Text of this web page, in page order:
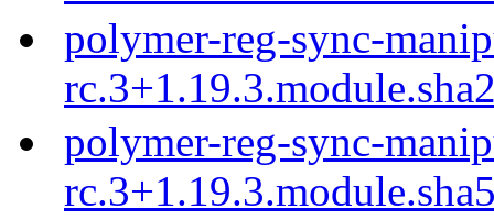
polymer-reg-sync-
polymer-reg-sync-